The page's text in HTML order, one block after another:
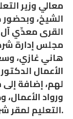
معالي وزير
الشيخ،
القرى معدِّي
مجلس إدارة
هاني غازي،
الأعمال
لهم، إضافة
ورواد الأعمال،
التعليم لمقر شركة وادي مكة للتقنية.